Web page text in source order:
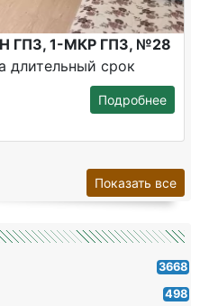
3668
498
ГПЗ, 1-МКР ГПЗ, №28
длительный срок
Подробнее
Показать все